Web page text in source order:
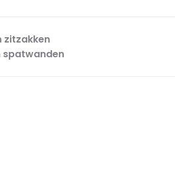
zitzakken
spatwanden